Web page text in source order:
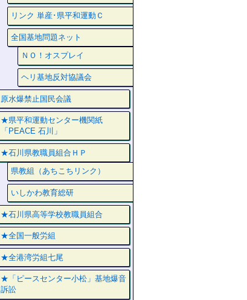
リンク 単産･県平和運動Ｃ
全国基地問題ネット
ＮＯ！オスプレイ
ヘリ基地反対協議会
原水爆禁止国民会議
★県平和運動センター機関紙
「PEACE 石川」
★石川県教職員組合ＨＰ
県教組（あちこちリンク）
いしかわ教育総研
★石川県高等学校教職員組合
★全国一般労組
★全港湾労組七尾
★「ピースセンター小松」基地爆音
訴訟